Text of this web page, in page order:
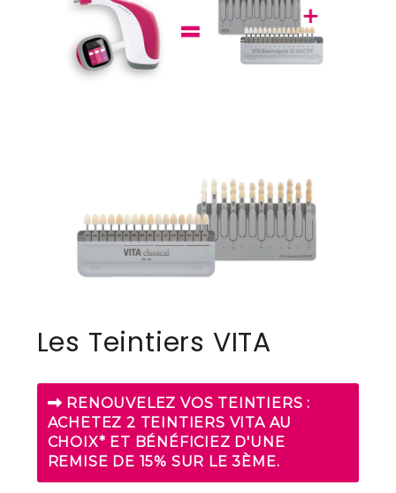
Les Teintiers VITA
RENOUVELEZ VOS TEINTIERS :
ACHETEZ 2 TEINTIERS VITA AU
CHOIX* ET BÉNÉFICIEZ D'UNE
REMISE DE 15% SUR LE 3ÈME.